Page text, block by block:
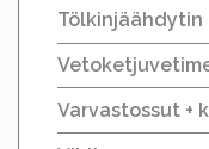
Tölkinjäähdytin
Varvastossut +